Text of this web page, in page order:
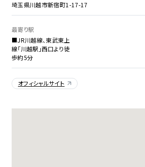
埼玉県川越市新宿町1-17-17
最寄り駅
■JR川越線、東武東上
線「川越駅」西口より徒
歩約5分
オフィシャルサイト